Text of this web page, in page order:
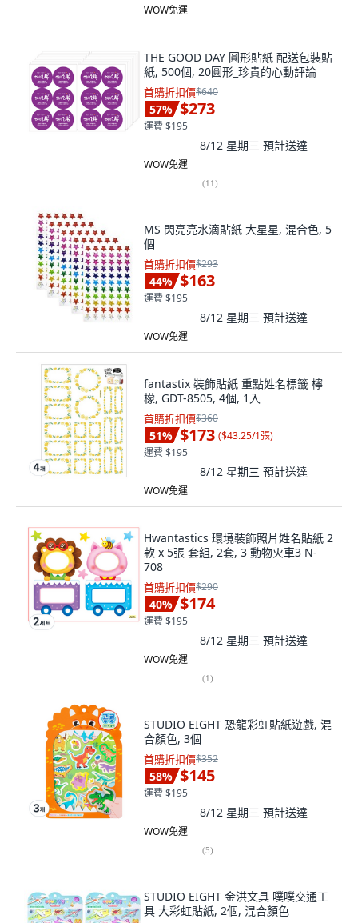
WOW免運
THE GOOD DAY 圓形貼紙 配送包裝貼
紙, 500個, 20圓形_珍貴的心動評論
首購折扣價$640
57% $273
運費 $195
8/12 星期三 預計送達
WOW免運
(11)
MS 閃亮亮水滴貼紙 大星星, 混合色, 5
個
首購折扣價$293
44% $163
運費 $195
8/12 星期三 預計送達
WOW免運
fantastix 裝飾貼紙 重點姓名標籤 檸
檬, GDT-8505, 4個, 1入
首購折扣價$360
51% $173 ($43.25/1張)
運費 $195
8/12 星期三 預計送達
WOW免運
Hwantastics 環境裝飾照片姓名貼紙 2
款 x 5張 套組, 2套, 3 動物火車3 N-
708
首購折扣價$290
40% $174
運費 $195
8/12 星期三 預計送達
WOW免運
(1)
STUDIO EIGHT 恐龍彩虹貼紙遊戲, 混
合顏色, 3個
首購折扣價$352
58% $145
運費 $195
8/12 星期三 預計送達
WOW免運
(5)
STUDIO EIGHT 金洪文具 噗噗交通工
具 大彩虹貼紙, 2個, 混合顏色